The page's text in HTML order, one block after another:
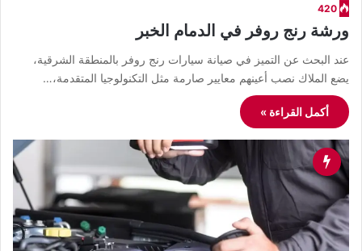
420
ورشة رنج روفر في الدمام الخبر
عند البحث عن التميز في صيانة سيارات رنج روفر بالمنطقة الشرقية،
يضع الملاك نصب أعينهم معايير صارمة مثل التكنولوجيا المتقدمة،…
أكمل القراءة »